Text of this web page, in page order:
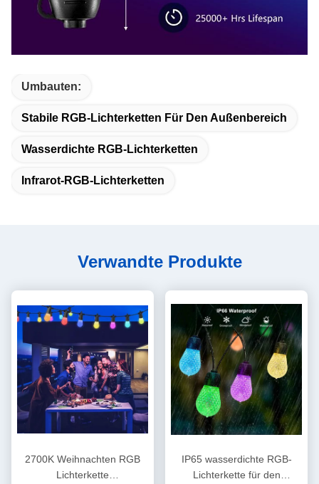
Umbauten:
Stabile RGB-Lichterketten Für Den Außenbereich
Wasserdichte RGB-Lichterketten
Infrarot-RGB-Lichterketten
Verwandte Produkte
2700K Weihnachten RGB
Lichterkette
IP65 wasserdichte RGB-
Lichterkette für den